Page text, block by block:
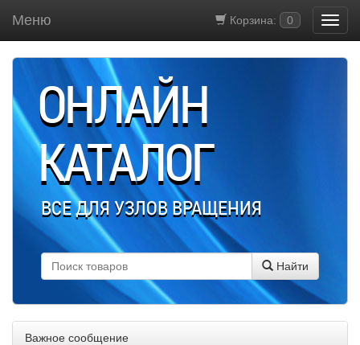
Корзина: 0
Меню
ОНЛАЙН
КАТАЛОГ
ВСЕ ДЛЯ УЗЛОВ ВРАЩЕНИЯ
Найти
Важное сообщение